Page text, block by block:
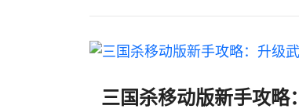
三国杀移动版新手攻略